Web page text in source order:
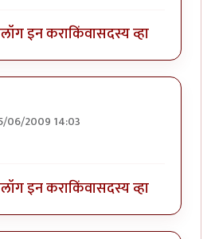
लॉग इन कराकिंवासदस्य व्हा
06/2009 14:03
लॉग इन कराकिंवासदस्य व्हा